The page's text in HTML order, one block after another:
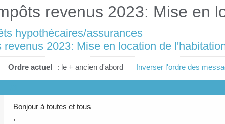
revenus 2023: Mise en
hypothécaires/assurances
revenus 2023: Mise en location de
Ordre actuel : le + ancien d'abord Inverser l'ordre des
Bonjour à toutes et tous
,